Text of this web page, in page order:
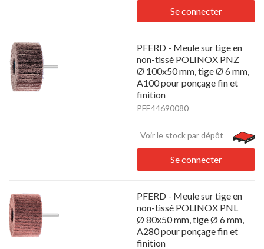
Se connecter
PFERD - Meule sur tige en
non-tissé POLINOX PNZ
Ø 100x50 mm, tige Ø 6 mm,
A100 pour ponçage fin et
finition
PFE44690080
Voir le stock par dépôt
Se connecter
PFERD - Meule sur tige en
non-tissé POLINOX PNL
Ø 80x50 mm, tige Ø 6 mm,
A280 pour ponçage fin et
finition